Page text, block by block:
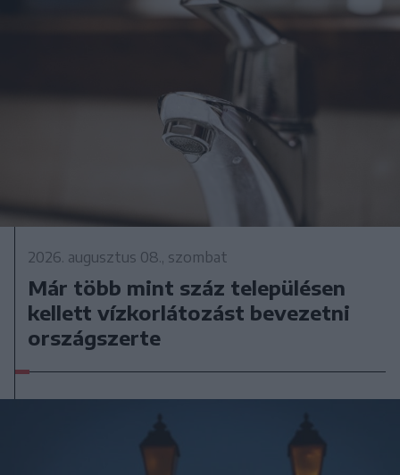
2026. augusztus 08., szombat
Már több mint száz településen
kellett vízkorlátozást bevezetni
országszerte